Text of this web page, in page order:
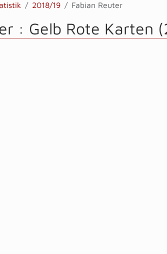
2018/19 Fabian Reuter
: Gelb Rote Karten